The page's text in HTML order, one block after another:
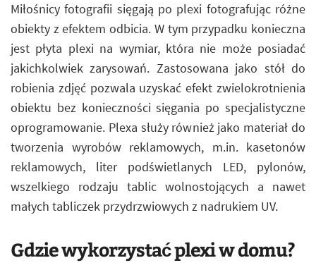
Miłośnicy fotografii sięgają po plexi fotografując różne
obiekty z efektem odbicia. W tym przypadku konieczna
jest płyta plexi na wymiar, która nie może posiadać
jakichkolwiek zarysowań. Zastosowana jako stół do
robienia zdjęć pozwala uzyskać efekt zwielokrotnienia
obiektu bez konieczności sięgania po specjalistyczne
oprogramowanie. Plexa służy również jako materiał do
tworzenia wyrobów reklamowych, m.in. kasetonów
reklamowych, liter podświetlanych LED, pylonów,
wszelkiego rodzaju tablic wolnostojących a nawet
małych tabliczek przydrzwiowych z nadrukiem UV.
Gdzie wykorzystać plexi w domu?